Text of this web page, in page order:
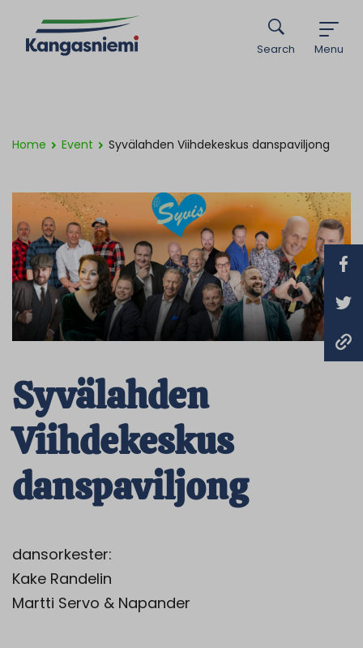
Menu
Search
Home Event Syvälahden Viihdekeskus danspaviljong
Syvälahden
Viihdekeskus
danspaviljong
dansorkester:
Kake Randelin
Martti Servo & Napander